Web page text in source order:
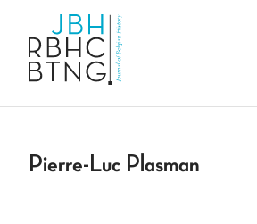
Pierre-Luc Plasman